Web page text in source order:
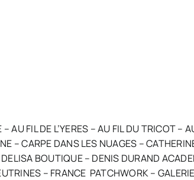
FIL DE L’YERES – AU FIL DU TRICOT –
– CARPE DANS LES NUAGES –
BOUTIQUE – DENIS DURAND
– FRANCE PATCHWORK –